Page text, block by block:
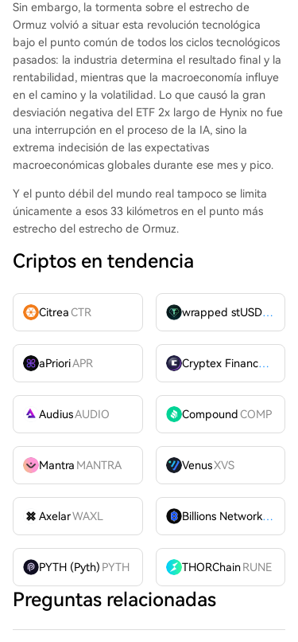
Sin embargo, la tormenta sobre el estrecho de
Ormuz volvió a situar esta revolución tecnológica
bajo el punto común de todos los ciclos tecnológicos
pasados: la industria determina el resultado final y la
rentabilidad, mientras que la macroeconomía influye
en el camino y la volatilidad. Lo que causó la gran
desviación negativa del ETF 2x largo de Hynix no fue
una interrupción en el proceso de la IA, sino la
extrema indecisión de las expectativas
macroeconómicas globales durante ese mes y pico.
Y el punto débil del mundo real tampoco se limita
únicamente a esos 33 kilómetros en el punto más
estrecho del estrecho de Ormuz.
Criptos en tendencia
CitreaCTR wrapped stUSDT
aPrioriAPR Cryptex FinanceCTX
AudiusAUDIO CompoundCOMP
Mantra MANTRA VenusXVS
AxelarWAXL Billions Network
BILL
PYTH (Pyth) PYTH THORChain RUNE
Preguntas relacionadas